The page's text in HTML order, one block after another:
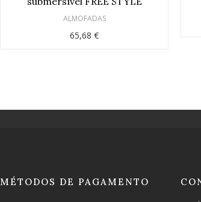
ALMOFADAS
65,68 €
MÉTODOS DE PAGAMENTO